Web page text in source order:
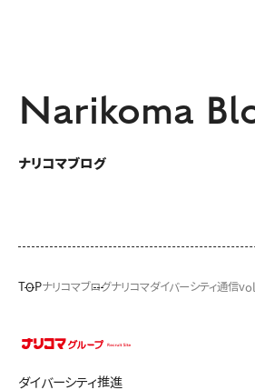
Narikoma
ナリコマブログ
TOPナリコマブログナリコマダイバーシティ通信
ダイバーシティ推進